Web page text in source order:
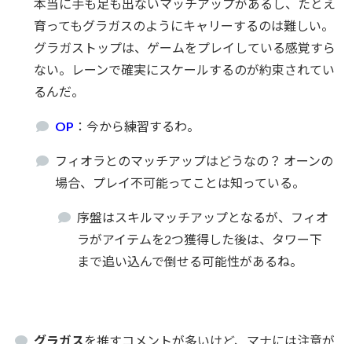
本当に手も足も出ないマッチアップがあるし、たとえ
育ってもグラガスのようにキャリーするのは難しい。
グラガストップは、ゲームをプレイしている感覚すら
ない。レーンで確実にスケールするのが約束されてい
るんだ。
OP ：今から練習するわ。
フィオラとのマッチアップはどうなの？ オーンの
場合、プレイ不可能ってことは知っている。
序盤はスキルマッチアップとなるが、フィオ
ラがアイテムを2つ獲得した後は、タワー下
まで追い込んで倒せる可能性があるね。
グラガスを推すコメントが多いけど、マナには注意が